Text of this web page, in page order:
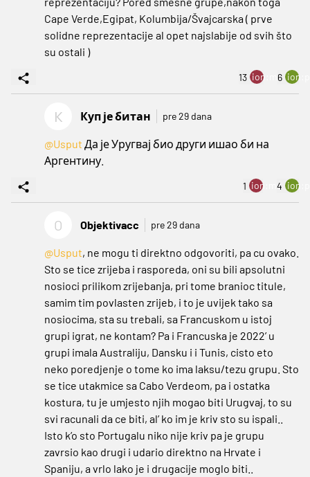
Cape Verde,Egipat, Kolumbija/Švajcarska ( prve
solidne reprezentacije al opet najslabije od svih što
su ostali )
13 ion:minus
6
К Куп је битан pre 29 dana
@Usput Да је Уругвај био други ишао би на
Аргентину.
1 ion:minus
4
O Objektivacc pre 29 dana
@Usput, ne mogu ti direktno odgovoriti, pa cu ovako.
Sto se tice zrijeba i rasporeda, oni su bili apsolutni
nosioci prilikom zrijebanja, pri tome branioc titule,
samim tim povlasten zrijeb, i to je uvijek tako sa
nosiocima, sta su trebali, sa Francuskom u istoj
grupi igrat, ne kontam? Pa i Francuska je 2022’ u
grupi imala Australiju, Dansku i i Tunis, cisto eto
neko poredjenje o tome ko ima laksu/tezu grupu. Sto
se tice utakmice sa Cabo Verdeom, pa i ostatka
kostura, tu je umjesto njih mogao biti Urugvaj, to su
svi racunali da ce biti, al’ ko im je kriv sto su ispali..
Isto k’o sto Portugalu niko nije kriv pa je grupu
zavrsio kao drugi i udario direktno na Hrvate i
Spaniju, a vrlo lako je i drugacije moglo biti..